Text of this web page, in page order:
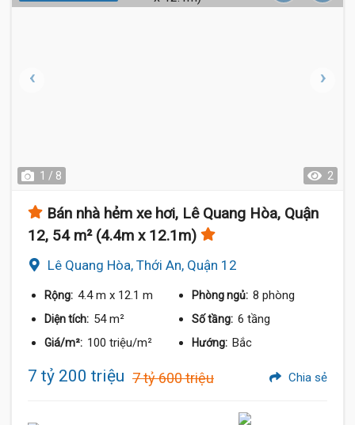
1 / 8 2
Bán nhà hẻm xe hơi, Lê Quang Hòa, Quận
12, 54 m² (4.4m x 12.1m)
Lê Quang Hòa, Thới An, Quận 12
Rộng: 4.4 m x 12.1 m Phòng ngủ: 8 phòng
Diện tích: 54 m² Số tầng: 6 tầng
Giá/m²: 100 triệu/m² Hướng: Bắc
7 tỷ 200 triệu 7 tỷ 600 triệu Chia sẻ